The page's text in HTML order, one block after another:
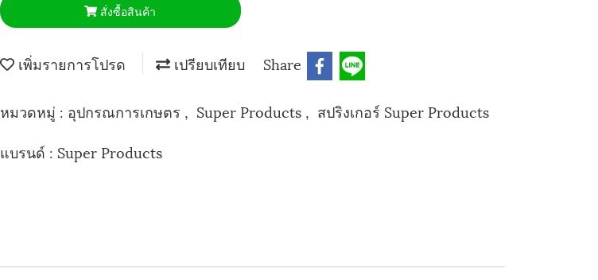
สั่งซื้อสินค้า
เพิ่มรายการโปรด เปรียบเทียบ Share
หมวดหมู่ : อุปกรณการเกษตร , Super Products , สปริงเกอร์ Super Products
แบรนด์ : Super Products